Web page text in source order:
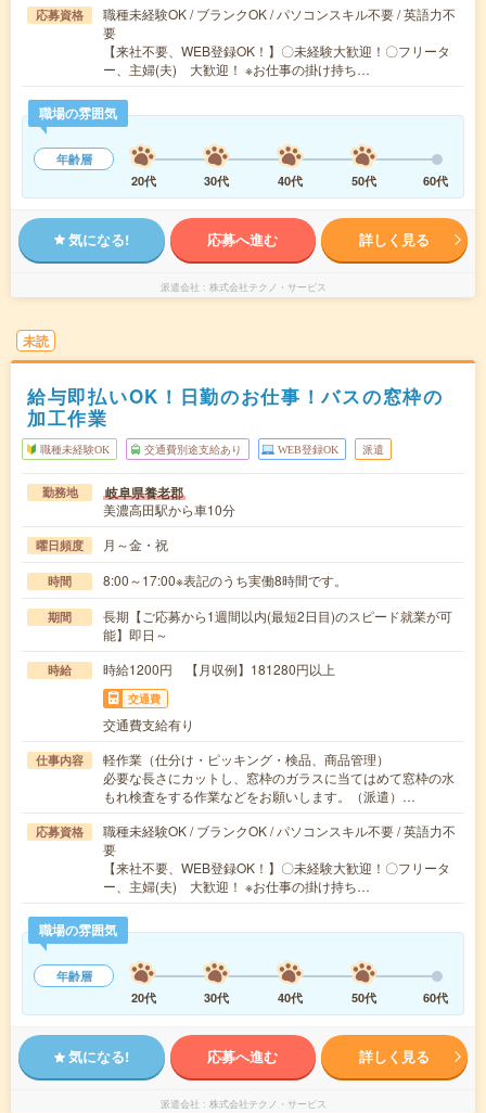
応募資格
職種未経験OK / ブランクOK / パソコンスキル不要 / 英語力不
要
【来社不要、WEB登録OK！】〇未経験大歓迎！〇フリータ
ー、主婦(夫) 大歓迎！ ※お仕事の掛け持ち…
職場の雰囲気
年齢層
20代
30代 40代 50代 60代
気になる! 応募へ進む 詳しく見る
派遣会社 株式会社テクノ・サービス
未読
給与即払いOK！日勤のお仕事！バスの窓枠の
加工作業
職種未経験OK 交通費別途支給あり WEB登録OK 派遣
勤務地 岐阜県養老郡
美濃高田駅から車10分
曜日頻度 月～金・祝
時間 8:00～17:00※表記のうち実働8時間です。
期間
長期【ご応募から1週間以内(最短2日目)のスピード就業が可
能】即日～
時給 時給1200円 【月収例】181280円以上
交通費
交通費支給有り
仕事内容
軽作業（仕分け・ピッキング・検品、商品管理）
必要な長さにカットし、窓枠のガラスに当てはめて窓枠の水
もれ検査をする作業などをお願いします。（派遣）…
応募資格
職種未経験OK / ブランクOK / パソコンスキル不要 / 英語力不
要
【来社不要、WEB登録OK！】〇未経験大歓迎！〇フリータ
ー、主婦(夫) 大歓迎！ ※お仕事の掛け持ち…
職場の雰囲気
年齢層
20代
30代 40代 50代 60代
気になる! 応募へ進む 詳しく見る
派遣会社 株式会社テクノ・サービス